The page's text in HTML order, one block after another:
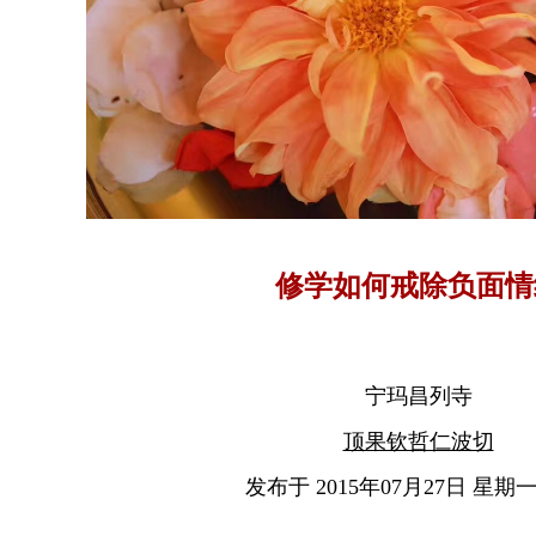
修学如何戒除负面
宁玛昌列寺
顶果钦哲仁波切
发布于 2015年07月27日 星期